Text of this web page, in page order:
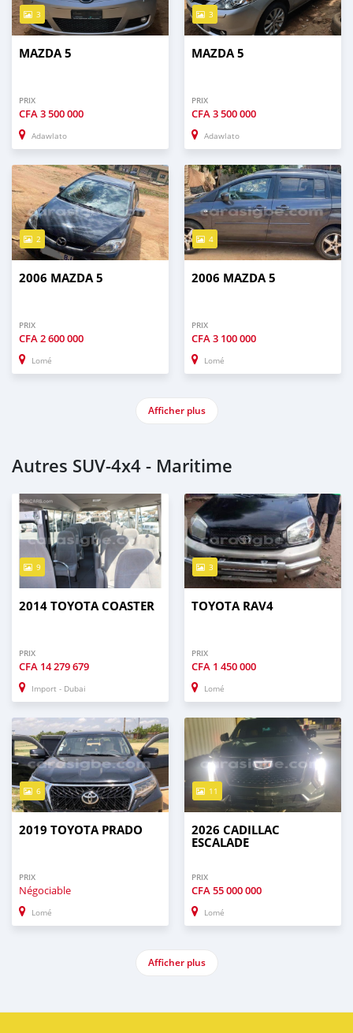
3
MAZDA 5
PRIX
CFA3 500 000
Adawlato
3
MAZDA 5
PRIX
CFA3 500 000
Adawlato
2
2006 MAZDA 5
PRIX
CFA 2 600 000
Lomé
4
2006 MAZDA 5
PRIX
CFA 3 100 000
Lomé
Afficher plus
Autres SUV‒4x4 - Maritime
9
2014 TOYOTA COASTER
PRIX
CFA 14 279 679
Import - Dubai
3
TOYOTA RAV4
PRIX
CFA 1 450 000
Lomé
6
2019 TOYOTA PRADO
PRIX
Négociable
Lomé
11
2026 CADILLAC
ESCALADE
PRIX
CFA55 000 000
Lomé
Afficher plus